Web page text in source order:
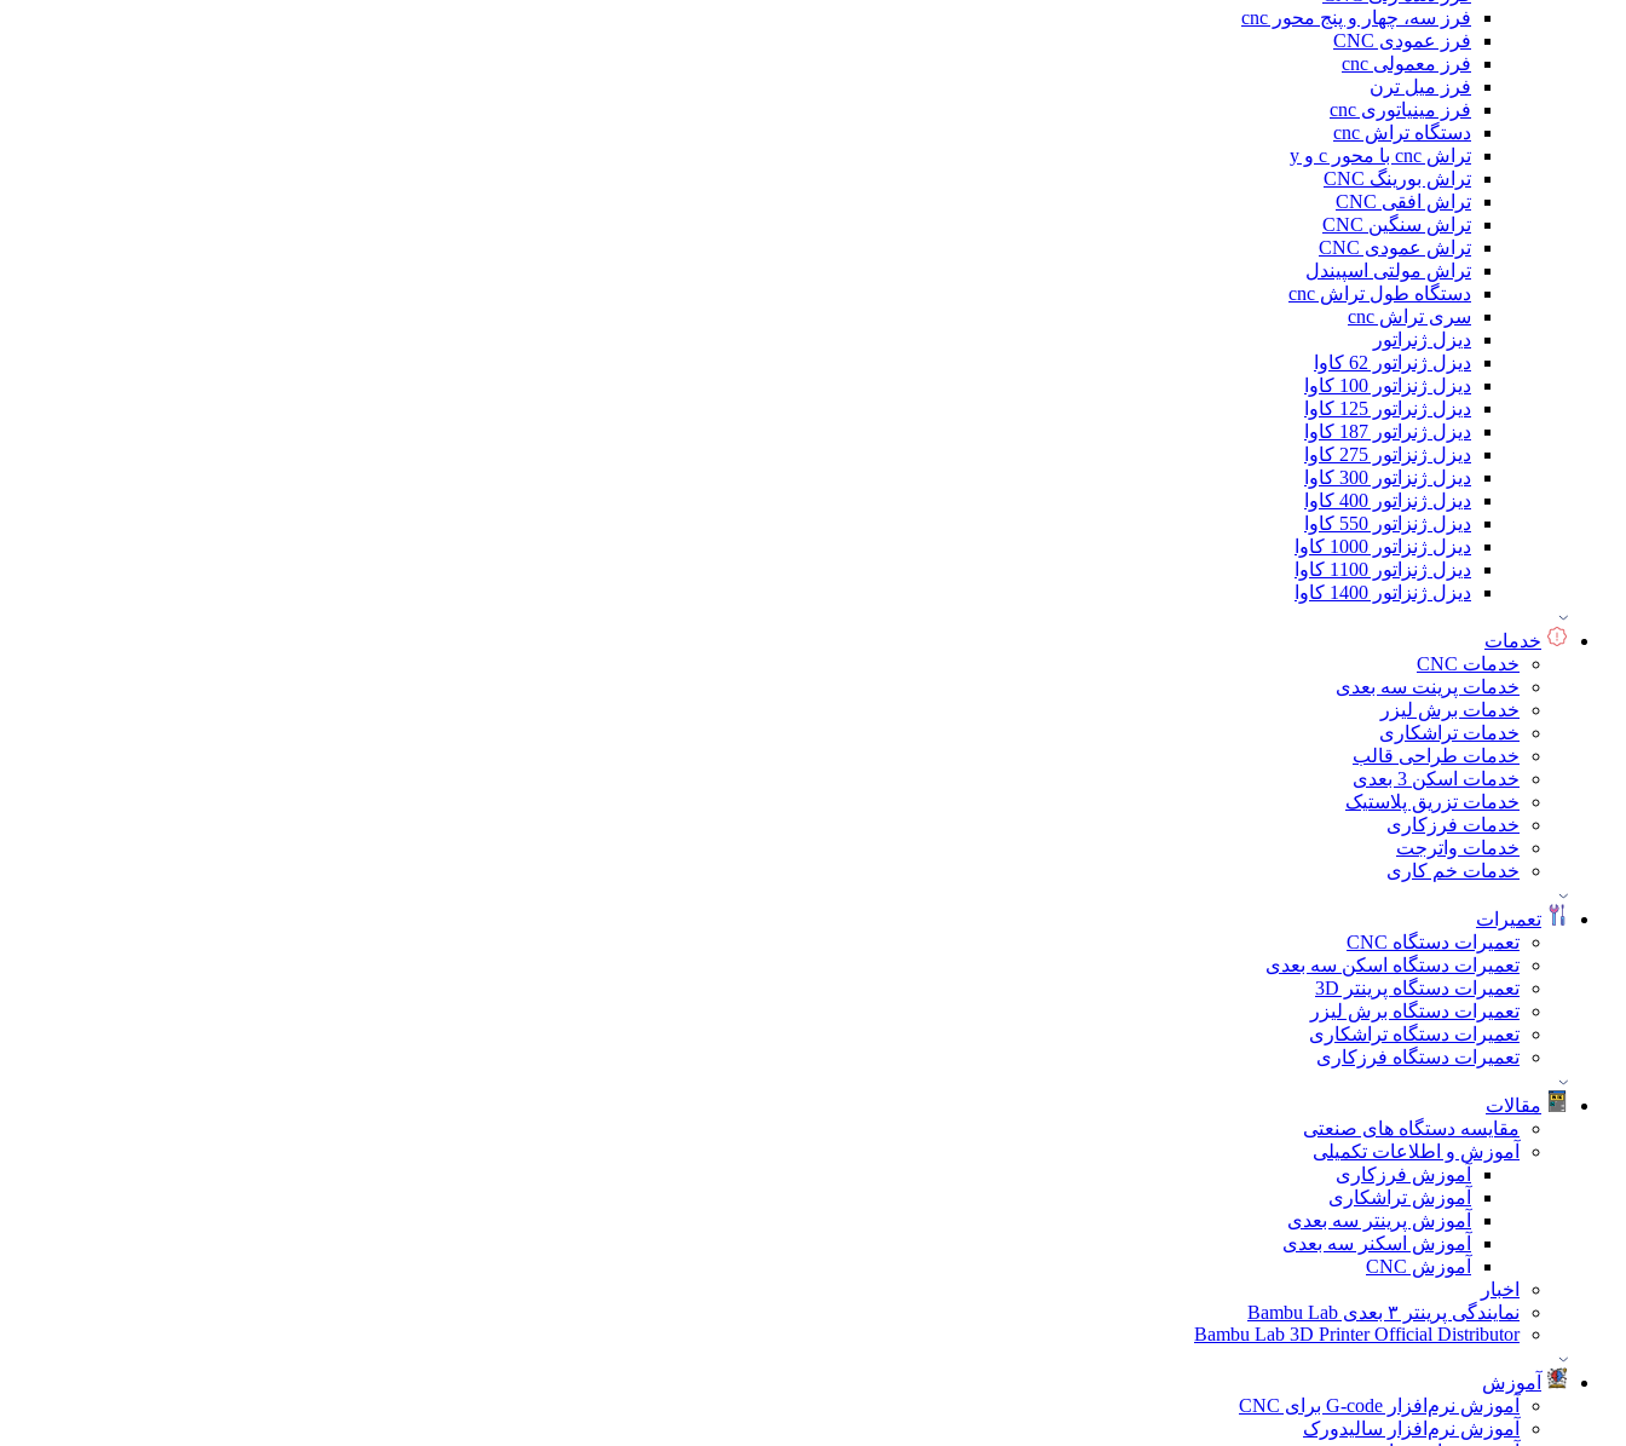
فرز سه، چهار و پنج محور cnc
فرز عمودی CNC
فرز معمولی cnc
فرز میل ترن
فرز مینیاتوری cnc
دستگاه تراش cnc
تراش cnc با محور c و y
تراش بورینگ CNC
تراش افقی CNC
تراش سنگین CNC
تراش عمودی CNC
تراش مولتی اسپیندل
دستگاه طول تراش cnc
سری تراش cnc
دیزل ژنراتور
دیزل ژنراتور 62 کاوا
دیزل ژنزاتور 100 کاوا
دیزل ژنراتور 125 کاوا
دیزل ژنراتور 187 کاوا
دیزل ژنزاتور 275 کاوا
دیزل ژنزاتور 300 کاوا
دیزل ژنزاتور 400 کاوا
دیزل ژنزاتور 550 کاوا
دیزل ژنزاتور 1000 کاوا
دیزل ژنزاتور 1100 کاوا
دیزل ژنزاتور 1400 کاوا
خدمات
خدمات CNC
خدمات پرینت سه بعدی
خدمات برش لیزر
خدمات تراشکاری
خدمات طراحی قالب
خدمات اسکن 3 بعدی
خدمات تزریق پلاستیک
خدمات فرزکاری
خدمات واترجت
خدمات خم کاری
تعمیرات
تعمیرات دستگاه CNC
تعمیرات دستگاه اسکن سه بعدی
تعمیرات دستگاه پرینتر 3D
تعمیرات دستگاه برش لیزر
تعمیرات دستگاه تراشکاری
تعمیرات دستگاه فرزکاری
مقالات
مقایسه دستگاه های صنعتی
آموزش و اطلاعات تکمیلی
آموزش فرزکاری
آموزش تراشکاری
آموزش پرینتر سه بعدی
آموزش اسکنر سه بعدی
آموزش CNC
اخبار
نمایندگی پرینتر ۳ بعدی Bambu Lab
Bambu Lab 3D Printer Official Distributor
آموزش
آموزش نرم‌افزار G-code برای CNC
آموزش نرم‌افزار سالیدورک